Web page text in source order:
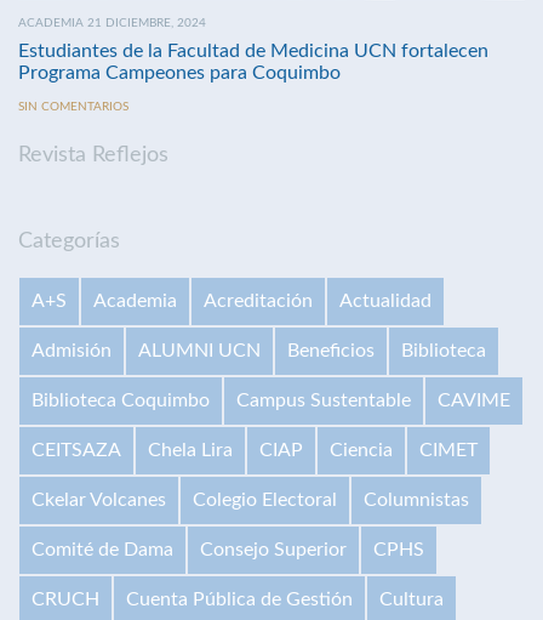
ACADEMIA 21 DICIEMBRE, 2024
Estudiantes de la Facultad de Medicina UCN fortalecen
Programa Campeones para Coquimbo
SIN COMENTARIOS
Revista Reflejos
Categorías
A+S Academia Acreditación Actualidad
Admisión ALUMNI UCN Beneficios Biblioteca
Biblioteca Coquimbo Campus Sustentable CAVIME
CEITSAZA Chela Lira CIAP Ciencia CIMET
Ckelar Volcanes Colegio Electoral Columnistas
Comité de Dama Consejo Superior CPHS
CRUCH Cuenta Pública de Gestión Cultura